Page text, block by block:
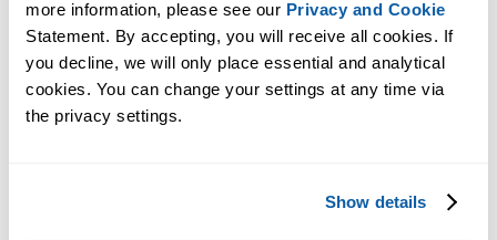
more information, please see our Privacy and Cookie
Statement. By accepting, you will receive all cookies. If
you decline, we will only place essential and analytical
cookies. You can change your settings at any time via
the privacy settings.
Show details
O ASAP Utilities ajuda você a economizar tempo e fazer coisas que o
Excel por si só não consegue fazer.